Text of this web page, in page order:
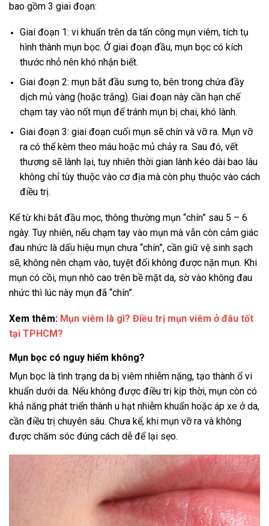
bao gồm 3 giai đoạn:
Giai đoạn 1: vi khuẩn trên da tấn công mụn viêm, tích tụ
hình thành mụn bọc. Ở giai đoạn đầu, mụn bọc có kích
thước nhỏ nên khó nhận biết.
Giai đoạn 2: mụn bắt đầu sưng to, bên trong chứa đầy
dịch mủ vàng (hoặc trắng). Giai đoạn này cần hạn chế
chạm tay vào nốt mụn để tránh mụn bị chai, khó lành.
Giai đoạn 3: giai đoạn cuối mụn sẽ chín và vỡ ra. Mụn vỡ
ra có thể kèm theo máu hoặc mủ chảy ra. Sau đó, vết
thương sẽ lành lại, tuy nhiên thời gian lành kéo dài bao lâu
không chỉ tùy thuộc vào cơ địa mà còn phụ thuộc vào cách
điều trị.
Kể từ khi bắt đầu mọc, thông thường mụn “chín” sau 5 – 6
ngày. Tuy nhiên, nếu chạm tay vào mụn mà vẫn còn cảm giác
đau nhức là dấu hiệu mụn chưa “chín”, cần giữ vệ sinh sạch
sẽ, không nên chạm vào, tuyệt đối không được nặn mụn. Khi
mụn có cồi, mụn nhô cao trên bề mặt da, sờ vào không đau
nhức thì lúc này mụn đã “chín”.
Xem thêm: Mụn viêm là gì? Điều trị mụn viêm ở đâu tốt
tại TPHCM?
Mụn bọc có nguy hiểm không?
Mụn bọc là tình trạng da bị viêm nhiễm nặng, tạo thành ổ vi
khuẩn dưới da. Nếu không được điều trị kịp thời, mụn còn có
khả năng phát triển thành u hạt nhiễm khuẩn hoặc áp xe ở da,
cần điều trị chuyên sâu. Chưa kể, khi mụn vỡ ra và không
được chăm sóc đúng cách dễ để lại sẹo.